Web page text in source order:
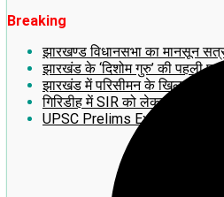
Breaking
झारखण्ड विधानसभा का मानसून
झारखंड के ‘दिशोम गुरु’ की पहली
झारखंड में परिसीमन के खिलाफ बड़ा
गिरिडीह में SIR को लेकर झामुमो
UPSC Prelims Exam 2026 का